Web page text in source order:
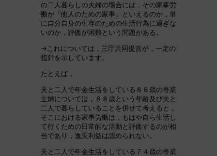
の二人暮らしの夫婦の場合には，その家事労
働が「他人のための家事」といえるのか，単
に自分自身の生存のための生活行為に過ぎな
いのか，評価が困難という問題がある。
→これについては，三庁共同提言が，一定の
指針を示しています。
たとえば，
夫と二人で年金生活をしている８８歳の専業
主婦については，８８歳という年齢及び夫と
二人で暮らしていることを併せて考えると，
そこにおける家事労働は，もはや自ら生活し
て行くための日常的な活動と評価するのが相
当であり，逸失利益は認められない。
夫と二人で年金生活をしている７４歳の専業